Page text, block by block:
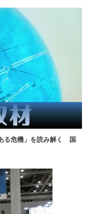
る危機」を読み解く 国